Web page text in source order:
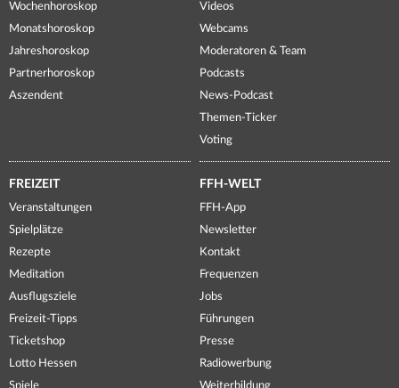
Wochenhoroskop
Monatshoroskop
Jahreshoroskop
Partnerhoroskop
Aszendent
Videos
Webcams
Moderatoren & Team
Podcasts
News-Podcast
Themen-Ticker
Voting
FREIZEIT
Veranstaltungen
Spielplätze
Rezepte
Meditation
Ausflugsziele
Freizeit-Tipps
Ticketshop
Lotto Hessen
FFH-WELT
FFH-App
Newsletter
Kontakt
Frequenzen
Jobs
Führungen
Presse
Radiowerbung